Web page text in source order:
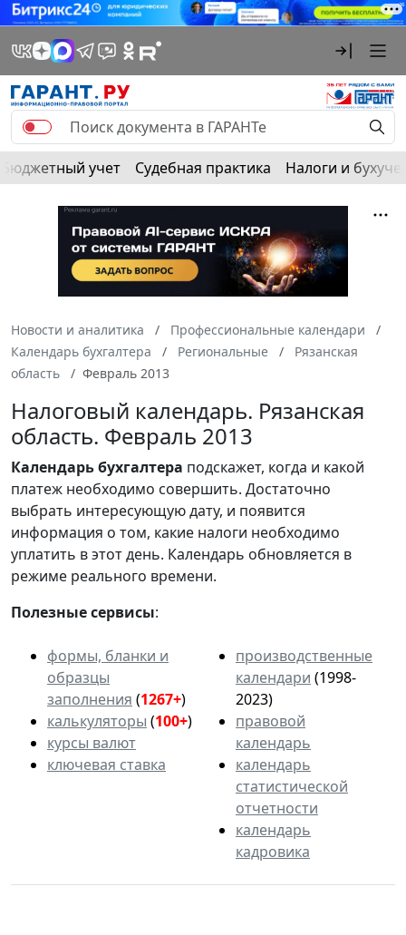
Бюджетный учет Судебная практика Налоги и
Новости и аналитика
Профессиональные календари
Календарь бухгалтера
Региональные
Рязанская
область
Февраль 2013
Налоговый календарь. Рязанская
область. Февраль 2013
Календарьбухгалтера подскажет, когда и какой
платеж необходимо совершить. Достаточно
выбрать интересующую дату, и появится
информация о том, какие налоги необходимо
уплатить в этот день. Календарь обновляется в
режиме реального времени.
Полезные сервисы:
формы, бланки и
образцы
заполнения (1267+)
калькуляторы (100+)
курсы валют
ключевая ставка
производственные
календари (1998-
2023)
правовой
календарь
календарь
статистической
отчетности
календарь
кадровика